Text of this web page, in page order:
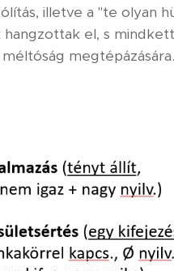
illetve a "te olyan
el, s